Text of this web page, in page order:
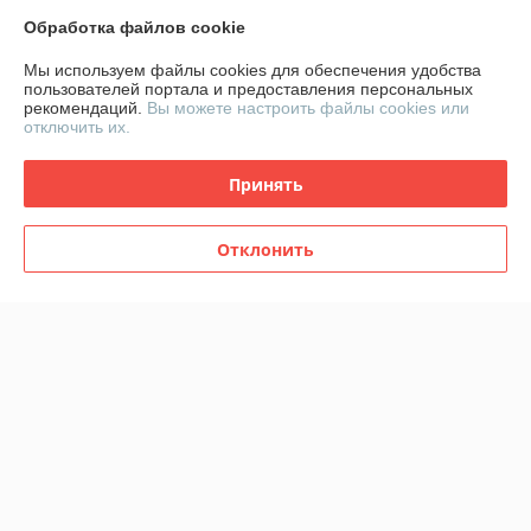
О нас
Контакты
Обработка файлов cookie
Мы используем файлы cookies для обеспечения удобства
пользователей портала и предоставления персональных
рекомендаций. Вы можете настроить файлы cookies или
отключить их.
Принять
Отклонить